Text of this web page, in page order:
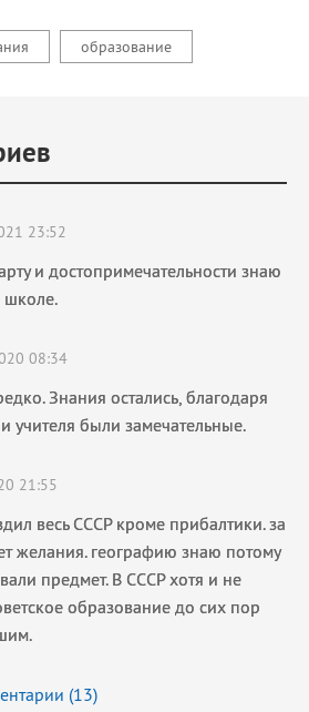
образование
23:52
и достопримечательности знаю
школе.
08:34
Знания остались, благодаря
учителя были замечательные.
21:55
весь СССР кроме прибалтики. за
желания. географию знаю потому
предмет. В СССР хотя и не
образование до сих пор
(13)